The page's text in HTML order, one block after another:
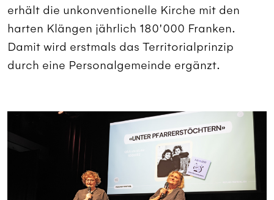
erhält die unkonventionelle Kirche mit den
harten Klängen jährlich 180'000 Franken.
Damit wird erstmals das Territorialprinzip
durch eine Personalgemeinde ergänzt.